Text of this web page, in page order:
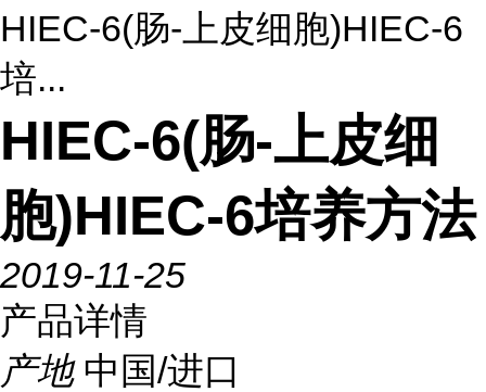
HIEC-6(肠-上皮细胞)HIEC-6
培...
HIEC-6(肠-上皮细
胞)HIEC-6培养方法
2019-11-25
产品详情
产地 中国/进口